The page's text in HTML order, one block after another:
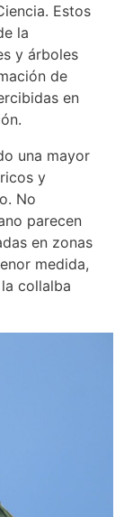
Estos
la
y árboles
de
en
una mayor
y
No
parecen
en zonas
medida,
collalba